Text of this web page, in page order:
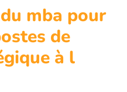
mba pour
de
à l